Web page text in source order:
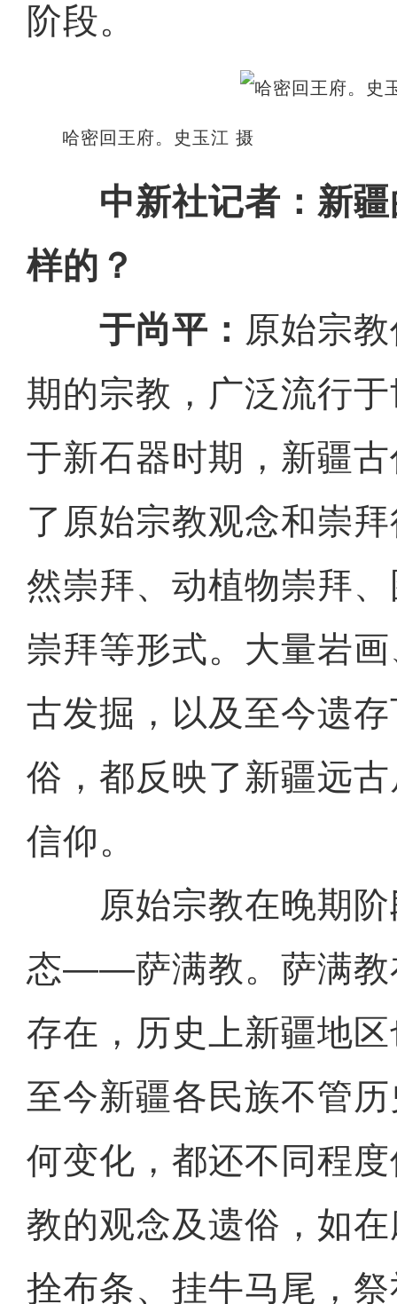
阶段。
哈密回王府。史玉江 摄
中新社记者：新
样的？
于尚平： 原始宗
期的宗教，广泛流行
于新石器时期，新疆
了原始宗教观念和崇
然崇拜、动植物崇拜
崇拜等形式。大量岩
古发掘，以及至今遗
俗，都反映了新疆远
信仰。
原始宗教在晚期阶
态——萨满教。萨满教
存在，历史上新疆地
至今新疆各民族不管
何变化，都还不同程
教的观念及遗俗，如
拴布条、挂牛马尾，